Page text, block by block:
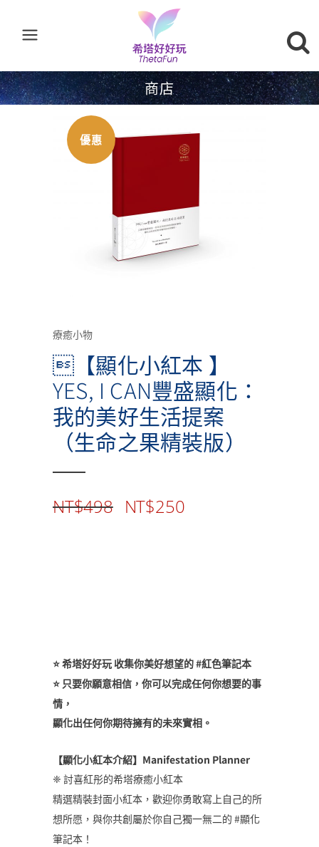
商店
優惠
療癒小物
【顯化小紅本 】
YES, I CAN豐盛顯化：
我的美好生活提案
（生命之果精裝版）
NT$498 原
NT$250目
⭐️ 希塔好好玩 收集你美好想望的 #紅色筆記本
⭐️ 只要你願意相信，你可以完成任何你想要的事
情，
顯化出任何你期待擁有的未來實相。
【顯化小紅本介紹】Manifestation Planner
❈ 討喜紅彤的希塔療癒小紅本
精選精裝封面小紅本，歡迎你勇敢寫上自己的所
想所愿，與你共創屬於你自己獨一無二的 #顯化
筆記本！